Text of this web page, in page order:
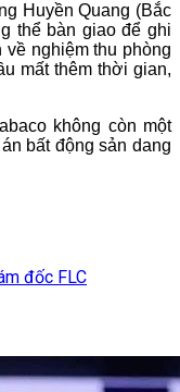
Huyền Quang (Bắc
thể bàn giao để ghi
về nghiệm thu phòng
mất thêm thời gian,
không còn một
bất động sản dang
đốc FLC